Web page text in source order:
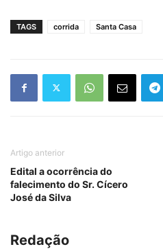
TAGS corrida Santa Casa
Artigo anterior
Edital a ocorrência do
falecimento do Sr. Cícero
José da Silva
Redação